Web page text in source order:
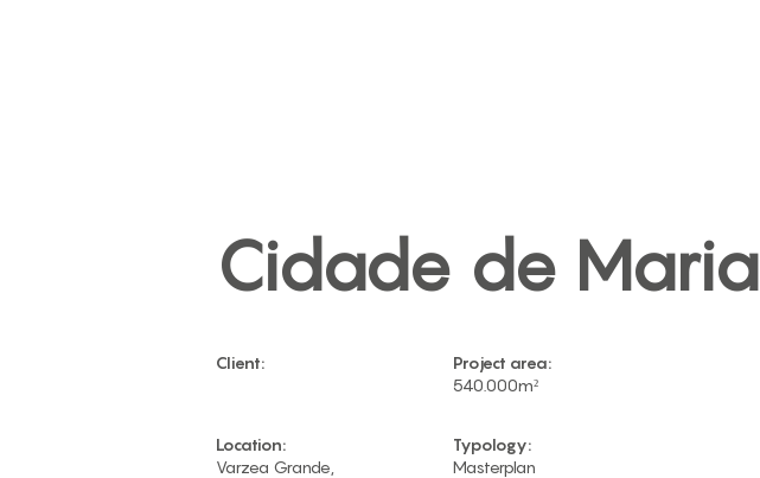
Client:
Project area:
540.000m²
Cidade de Maria
Location:
Varzea Grande,
Typology:
Masterplan